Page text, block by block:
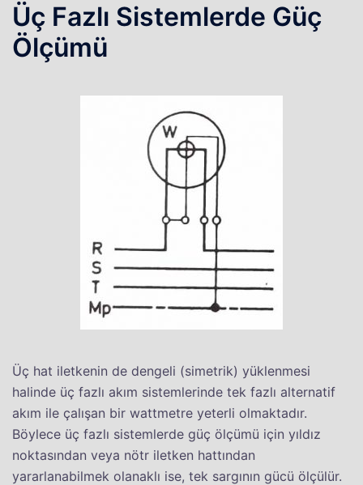
Üç Fazlı Sistemlerde Güç
Ölçümü
Üç hat iletkenin de dengeli (simetrik) yüklenmesi
halinde üç fazlı akım sistemlerinde tek fazlı alternatif
akım ile çalışan bir wattmetre yeterli olmaktadır.
Böylece üç fazlı sistemlerde güç ölçümü için yıldız
noktasından veya nötr iletken hattından
yararlanabilmek olanaklı ise, tek sargının gücü ölçülür.